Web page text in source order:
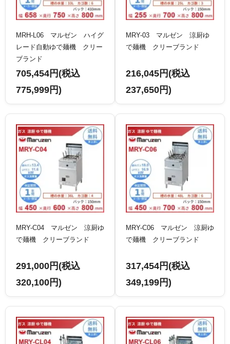
MRH-L06 マルゼン ハイグ
レード自動ゆで麺機 クリー
ブランド
705,454円(税込
775,999円)
MRY-03 マルゼン 涼厨ゆ
で麺機 クリーブランド
216,045円(税込
237,650円)
MRY-C04 マルゼン 涼厨ゆ
で麺機 クリーブランド
291,000円(税込
320,100円)
MRY-C06 マルゼン 涼厨ゆ
で麺機 クリーブランド
317,454円(税込
349,199円)